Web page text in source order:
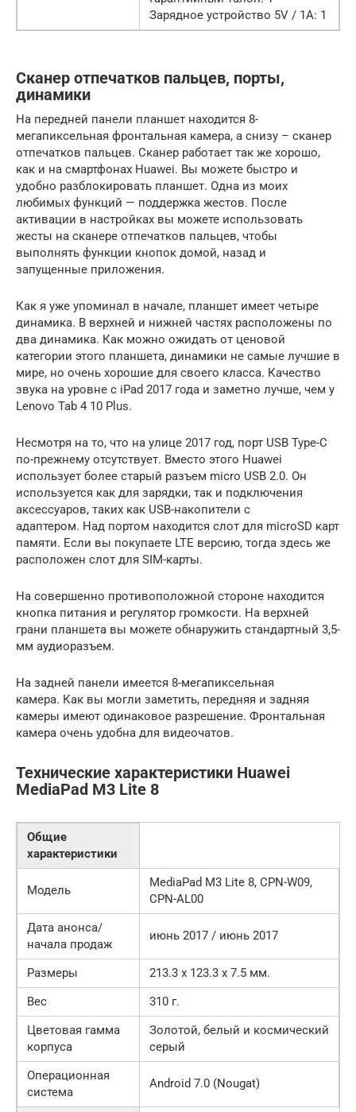
Зарядное устройство 5V / 1A: 1
Сканер отпечатков пальцев, порты,
динамики
На передней панели планшет находится 8-
мегапиксельная фронтальная камера, а снизу – сканер
отпечатков пальцев. Сканер работает так же хорошо,
как и на смартфонах Huawei. Вы можете быстро и
удобно разблокировать планшет. Одна из моих
любимых функций — поддержка жестов. После
активации в настройках вы можете использовать
жесты на сканере отпечатков пальцев, чтобы
выполнять функции кнопок домой, назад и
запущенные приложения.
Как я уже упоминал в начале, планшет имеет четыре
динамика. В верхней и нижней частях расположены по
два динамика. Как можно ожидать от ценовой
категории этого планшета, динамики не самые лучшие в
мире, но очень хорошие для своего класса. Качество
звука на уровне с iPad 2017 года и заметно лучше, чем у
Lenovo Tab 4 10 Plus.
Несмотря на то, что на улице 2017 год, порт USB Type-C
по-прежнему отсутствует. Вместо этого Huawei
использует более старый разъем micro USB 2.0. Он
используется как для зарядки, так и подключения
аксессуаров, таких как USB-накопители с
адаптером. Над портом находится слот для microSD карт
памяти. Если вы покупаете LTE версию, тогда здесь же
расположен слот для SIM-карты.
На совершенно противоположной стороне находится
кнопка питания и регулятор громкости. На верхней
грани планшета вы можете обнаружить стандартный 3,5-
мм аудиоразъем.
На задней панели имеется 8-мегапиксельная
камера. Как вы могли заметить, передняя и задняя
камеры имеют одинаковое разрешение. Фронтальная
камера очень удобна для видеочатов.
Технические характеристики Huawei
MediaPad M3 Lite 8
Общие
характеристики
Модель
MediaPad M3 Lite 8, CPN-W09,
CPN-AL00
Дата анонса/
начала продаж
июнь 2017 / июнь 2017
Размеры
213.3 x 123.3 x 7.5 мм.
Вес
310 г.
Цветовая гамма
корпуса
Золотой, белый и космический
серый
Операционная
система
Android 7.0 (Nougat)